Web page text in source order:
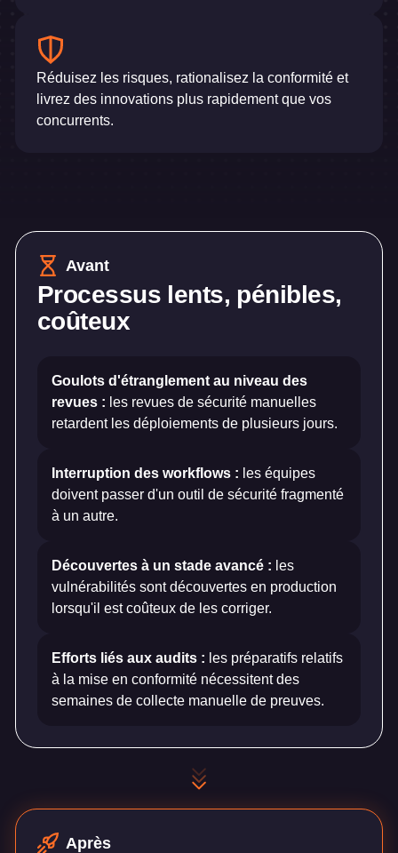
Réduisez les risques, rationalisez la conformité et
livrez des innovations plus rapidement que vos
concurrents.
Avant
Processus lents, pénibles,
coûteux
Goulots d'étranglement au niveau des
revues : les revues de sécurité manuelles
retardent les déploiements de plusieurs jours.
Interruption des workflows : les équipes
doivent passer d'un outil de sécurité fragmenté
à un autre.
Découvertes à un stade avancé : les
vulnérabilités sont découvertes en production
lorsqu'il est coûteux de les corriger.
Efforts liés aux audits : les préparatifs relatifs
à la mise en conformité nécessitent des
semaines de collecte manuelle de preuves.
Après